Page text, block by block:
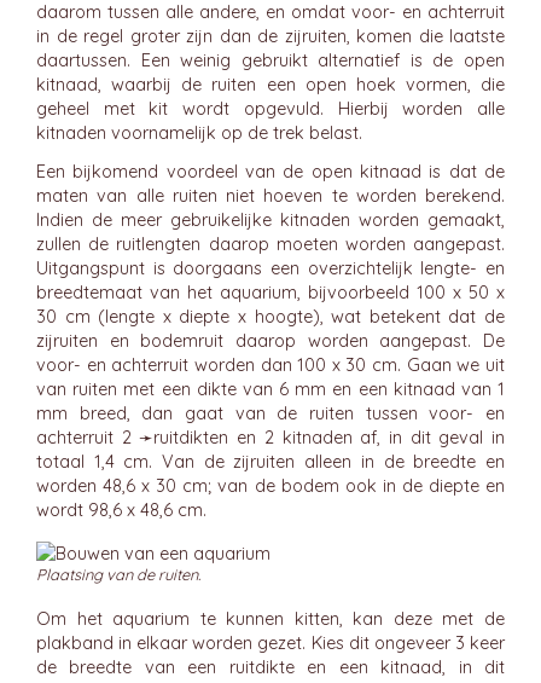
daarom tussen alle andere, en omdat voor- en achterruit
in de regel groter zijn dan de zijruiten, komen die laatste
daartussen. Een weinig gebruikt alternatief is de open
kitnaad, waarbij de ruiten een open hoek vormen, die
geheel met kit wordt opgevuld. Hierbij worden alle
kitnaden voornamelijk op de trek belast.
Een bijkomend voordeel van de open kitnaad is dat de
maten van alle ruiten niet hoeven te worden berekend.
Indien de meer gebruikelijke kitnaden worden gemaakt,
zullen de ruitlengten daarop moeten worden aangepast.
Uitgangspunt is doorgaans een overzichtelijk lengte- en
breedtemaat van het aquarium, bijvoorbeeld 100 x 50 x
30 cm (lengte x diepte x hoogte), wat betekent dat de
zijruiten en bodemruit daarop worden aangepast. De
voor- en achterruit worden dan 100 x 30 cm. Gaan we uit
van ruiten met een dikte van 6 mm en een kitnaad van 1
mm breed, dan gaat van de ruiten tussen voor- en
achterruit 2 ➛ruitdikten en 2 kitnaden af, in dit geval in
totaal 1,4 cm. Van de zijruiten alleen in de breedte en
worden 48,6 x 30 cm; van de bodem ook in de diepte en
wordt 98,6 x 48,6 cm.
Plaatsing van de ruiten.
Om het aquarium te kunnen kitten, kan deze met de
plakband in elkaar worden gezet. Kies dit ongeveer 3 keer
de breedte van een ruitdikte en een kitnaad, in dit